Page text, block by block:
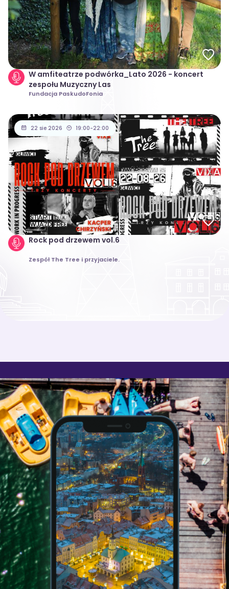
W amfiteatrze podwórka_Lato 2026 - koncert
zespołu Muzyczny Las
Fundacja PaskudoFonia
22 sie 2026 19:00-22:00
Rock pod drzewem vol.6
Zespół The Tree i przyjaciele.